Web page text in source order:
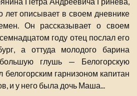
лет описывает в своем дневнике
Он рассказывает о своем
году отец послал его
а оттуда молодого барина
глушь — Белогорскую
белогорским гарнизоном капитан
и у него была дочь Маша...